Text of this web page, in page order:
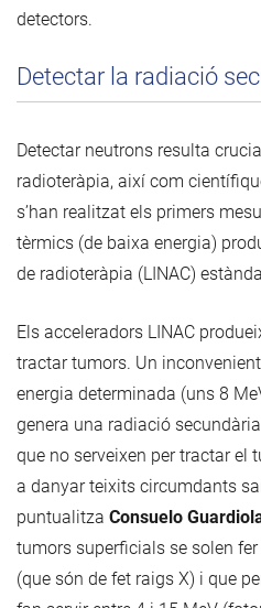
detectors.
Detectar la radiació
Detectar neutrons resulta
radioteràpia, així com
s’han realitzat els primers
tèrmics (de baixa energia)
de radioteràpia (LINAC)
Els acceleradors LINAC
tractar tumors. Un
energia determinada (uns 8
genera una radiació
que no serveixen per tractar el
a danyar teixits circumdants
puntualitza Consuelo
tumors superficials se solen
(que són de fet raigs X) i que